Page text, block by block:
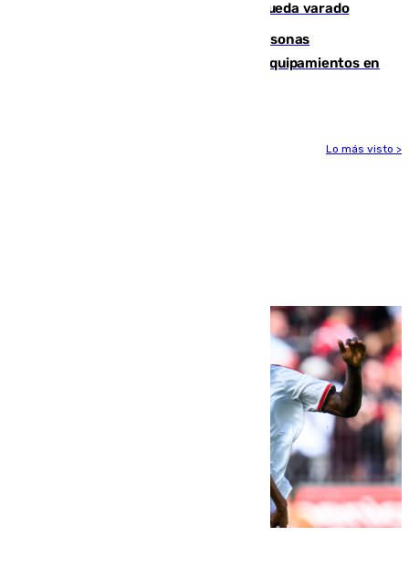
un bañista hasta la orilla de la playa y queda varado
Emvisesa refuerza la atención a personas
vulnerables con cesión de viviendas y equipamientos en
Lo más visto >